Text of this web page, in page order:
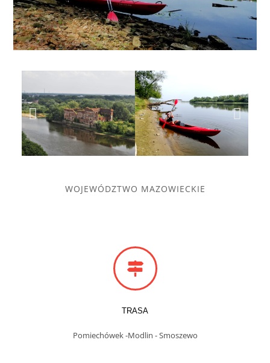
WOJEWÓDZTWO MAZOWIECKIE
TRASA
Pomiechówek -Modlin - Smoszewo